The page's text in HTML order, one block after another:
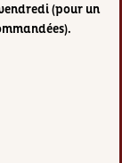
(pour un